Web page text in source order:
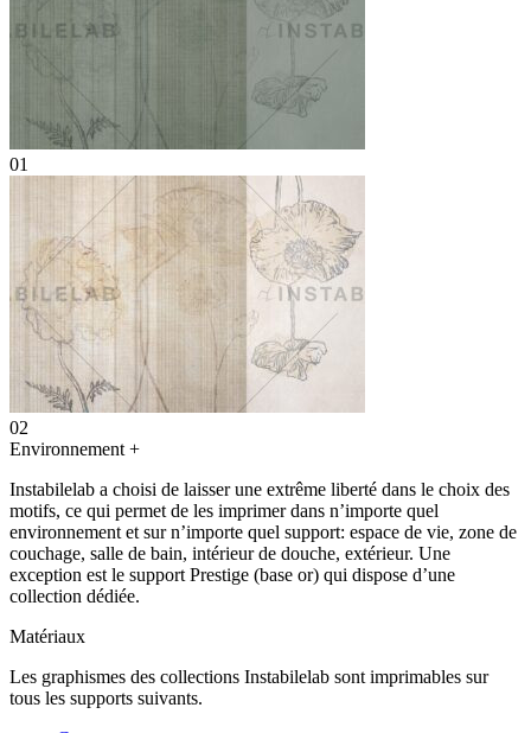
01
02
Environnement +
Instabilelab a choisi de laisser une extrême liberté dans le choix des
motifs, ce qui permet de les imprimer dans n’importe quel
environnement et sur n’importe quel support: espace de vie, zone de
couchage, salle de bain, intérieur de douche, extérieur. Une
exception est le support Prestige (base or) qui dispose d’une
collection dédiée.
Matériaux
Les graphismes des collections Instabilelab sont imprimables sur
tous les supports suivants.